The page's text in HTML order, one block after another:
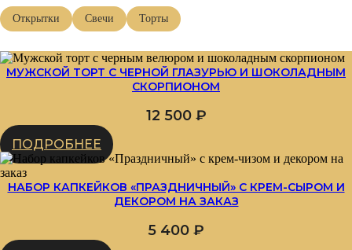
Открытки Свечи Торты
МУЖСКОЙ ТОРТ С ЧЕРНОЙ ГЛАЗУРЬЮ И ШОКОЛАДНЫМ
СКОРПИОНОМ
12 500 ₽
ПОДРОБНЕЕ
НАБОР КАПКЕЙКОВ «ПРАЗДНИЧНЫЙ» С КРЕМ-СЫРОМ И
ДЕКОРОМ НА ЗАКАЗ
5 400 ₽